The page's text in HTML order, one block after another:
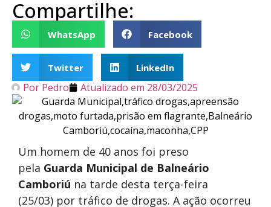
Compartilhe:
WhatsApp Facebook
Twitter LinkedIn
Por Pedro Atualizado em 28/03/2025
Um homem de 40 anos foi preso
pela Guarda Municipal de Balneário
Camboriú na tarde desta terça-feira
(25/03) por tráfico de drogas. A ação ocorreu